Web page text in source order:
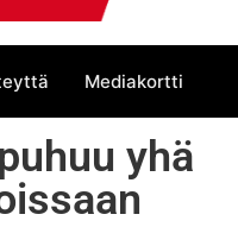
Mediakortti
yhä